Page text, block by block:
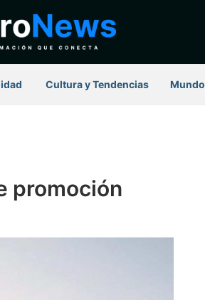
⁠ Cultura y Tendencias Mundo
promoción